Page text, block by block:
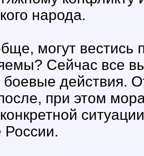
народа.
могут
Сейчас все
действия.
при этом
России.